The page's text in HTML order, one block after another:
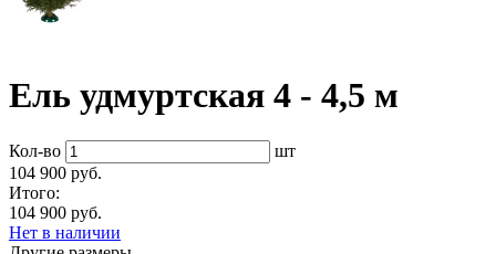
Ель удмуртская 4 - 4,5 м
Кол-во
шт
104 900 руб.
Итого:
104 900 руб.
Нет в наличии